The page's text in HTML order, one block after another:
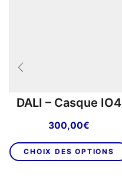
DALI – Casque IO4
300,00€
CHOIX DES OPTIONS